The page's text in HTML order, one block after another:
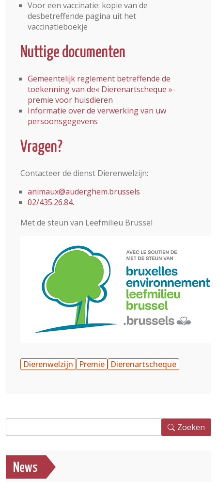
Voor een vaccinatie: kopie van de
desbetreffende pagina uit het
vaccinatieboekje
Nuttige documenten
Gemeentelijk reglement betreffende de
toekenning van de« Dierenartscheque »-
premie voor huisdieren
Informatie over de verwerking van uw
persoonsgegevens
Vragen?
Contacteer de dienst Dierenwelzijn:
animaux@auderghem.brussels
02/435.26.84.
Met de steun van Leefmilieu Brussel
Dierenwelzijn Premie Dierenartscheque
Zoeken
News